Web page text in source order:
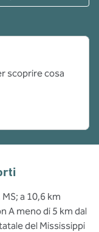
scoprire cosa
a 10,6 km
A meno di 5 km dal
del Mississippi